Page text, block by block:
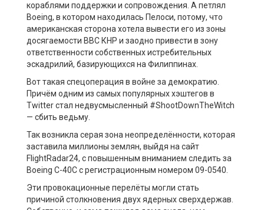
кораблями поддержки и сопровождения. А петлял
Boeing, в котором находилась Пелоси, потому, что
американская сторона хотела вывести его из зоны
досягаемости ВВС КНР и заодно привести в зону
ответственности собственных истребительных
эскадрилий, базирующихся на Филиппинах.
Вот такая спецоперация в войне за демократию.
Причём одним из самых популярных хэштегов в
Twitter стал недвусмысленный #ShootDownTheWitch
— сбить ведьму.
Так возникла серая зона неопределённости, которая
заставила миллионы землян, выйдя на сайт
FlightRadar24, с повышенным вниманием следить за
Boeing C-40С с регистрационным номером 09-0540.
Эти провокационные перелёты могли стать
причиной столкновения двух ядерных сверхдержав.